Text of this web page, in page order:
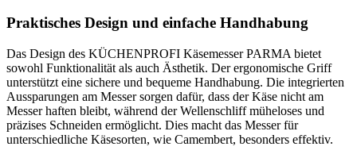
Praktisches Design und einfache Handhabung
Das Design des KÜCHENPROFI Käsemesser PARMA bietet
sowohl Funktionalität als auch Ästhetik. Der ergonomische Griff
unterstützt eine sichere und bequeme Handhabung. Die integrierten
Aussparungen am Messer sorgen dafür, dass der Käse nicht am
Messer haften bleibt, während der Wellenschliff müheloses und
präzises Schneiden ermöglicht. Dies macht das Messer für
unterschiedliche Käsesorten, wie Camembert, besonders effektiv.